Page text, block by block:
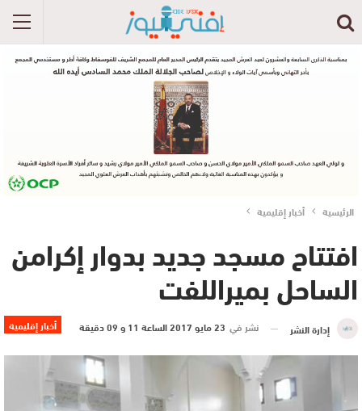
الرئيسية أخبار إقليمية
افتتاح مسجد جديد بدوار إكرامن
الساحل بميراللفت
أخبار إقليمية إدارة النشر نشر في 23 مايو 2017 الساعة 11 و 09 دقيقة